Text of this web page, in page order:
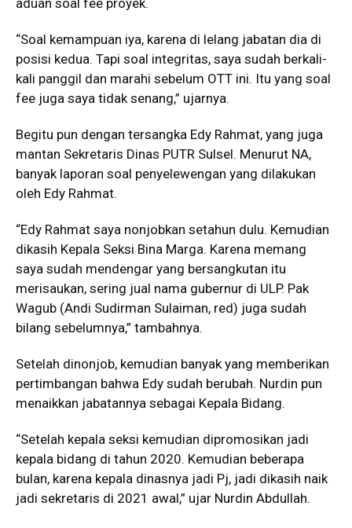
aduan soal fee proyek.
“Soal kemampuan iya, karena di lelang jabatan dia di
posisi kedua. Tapi soal integritas, saya sudah berkali-
kali panggil dan marahi sebelum OTT ini. Itu yang soal
fee juga saya tidak senang,” ujarnya.
Begitu pun dengan tersangka Edy Rahmat, yang juga
mantan Sekretaris Dinas PUTR Sulsel. Menurut NA,
banyak laporan soal penyelewengan yang dilakukan
oleh Edy Rahmat.
“Edy Rahmat saya nonjobkan setahun dulu. Kemudian
dikasih Kepala Seksi Bina Marga. Karena memang
saya sudah mendengar yang bersangkutan itu
merisaukan, sering jual nama gubernur di ULP. Pak
Wagub (Andi Sudirman Sulaiman, red) juga sudah
bilang sebelumnya,” tambahnya.
Setelah dinonjob, kemudian banyak yang memberikan
pertimbangan bahwa Edy sudah berubah. Nurdin pun
menaikkan jabatannya sebagai Kepala Bidang.
“Setelah kepala seksi kemudian dipromosikan jadi
kepala bidang di tahun 2020. Kemudian beberapa
bulan, karena kepala dinasnya jadi Pj, jadi dikasih naik
jadi sekretaris di 2021 awal,” ujar Nurdin Abdullah.